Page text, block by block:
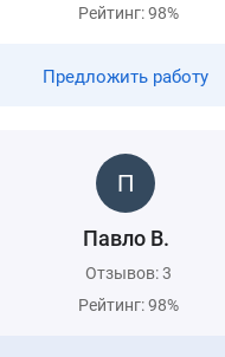
Рейтинг: 98%
Предложить работу
Павло В.
Отзывов: 3
Рейтинг: 98%